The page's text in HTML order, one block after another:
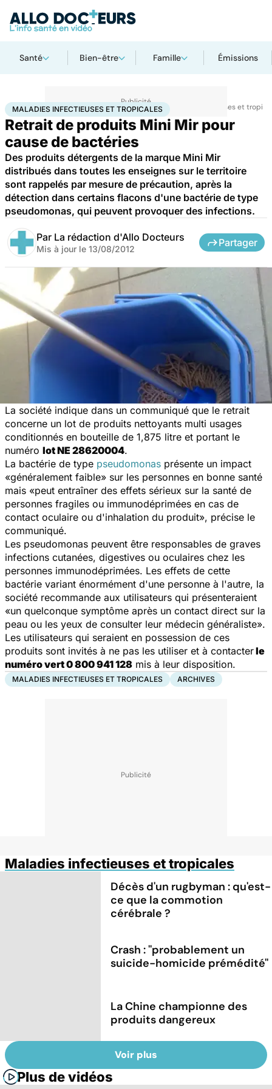
Santé Bien-être Famille Émissions
AccueilSantéMaladiesMaladies infectieusesMaladies infectieuses et
MALADIES INFECTIEUSES ET TROPICALES
Retrait de produits Mini Mir pour
cause de bactéries
Des produits détergents de la marque Mini Mir
distribués dans toutes les enseignes sur le territoire
sont rappelés par mesure de précaution, après la
détection dans certains flacons d'une bactérie de type
pseudomonas, qui peuvent provoquer des infections.
Par La rédaction d'Allo Docteurs
Mis à jour le 13/08/2012
Partager
La société indique dans un communiqué que le retrait
concerne un lot de produits nettoyants multi usages
conditionnés en bouteille de 1,875 litre et portant le
numéro lot NE 28620004.
La bactérie de type pseudomonas présente un impact
«généralement faible» sur les personnes en bonne santé
mais «peut entraîner des effets sérieux sur la santé de
personnes fragiles ou immunodéprimées en cas de
contact oculaire ou d'inhalation du produit», précise le
communiqué.
Les pseudomonas peuvent être responsables de graves
infections cutanées, digestives ou oculaires chez les
personnes immunodéprimées. Les effets de cette
bactérie variant énormément d'une personne à l'autre, la
société recommande aux utilisateurs qui présenteraient
«un quelconque symptôme après un contact direct sur la
peau ou les yeux de consulter leur médecin généraliste».
Les utilisateurs qui seraient en possession de ces
produits sont invités à ne pas les utiliser et à contacterle
numéro vert 0 800 941 128 mis à leur disposition.
MALADIES INFECTIEUSES ET TROPICALES ARCHIVES
Maladies infectieuses et tropicales
Décès d'un rugbyman : qu'est-
ce que la commotion
cérébrale ?
Crash : ''probablement un
suicide-homicide prémédité''
La Chine championne des
produits dangereux
Voir plus
Plus de vidéos